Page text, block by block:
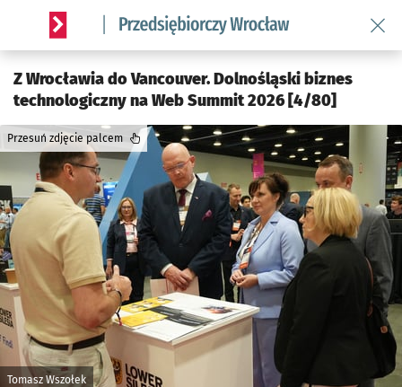
Serwis informacyjny wroclaw.pl podserwis: Strategia
Z Wrocławia do Vancouver. Dolnośląski biznes
technologiczny na Web Summit 2026 [4/80]
Tomasz Wszołek
Przesuń zdjęcie palcem